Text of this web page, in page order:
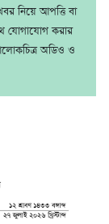
নিয়ে আপত্তি বা
যোগাযোগ করার
অডিও ও